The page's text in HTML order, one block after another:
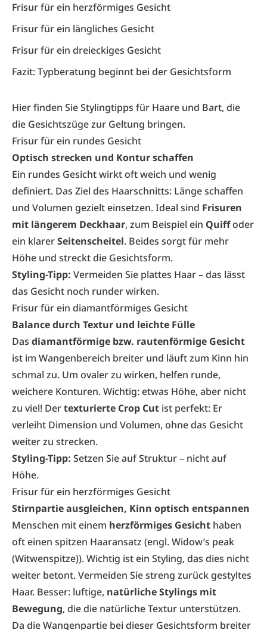
Frisur für ein herzförmiges Gesicht
Frisur für ein längliches Gesicht
Frisur für ein dreieckiges Gesicht
Fazit: Typberatung beginnt bei der Gesichtsform
Hier finden Sie Stylingtipps für Haare und Bart, die
die Gesichtszüge zur Geltung bringen.
Frisur für ein rundes Gesicht
Optisch strecken und Kontur schaffen
Ein rundes Gesicht wirkt oft weich und wenig
definiert. Das Ziel des Haarschnitts: Länge schaffen
und Volumen gezielt einsetzen. Ideal sind Frisuren
mit längerem Deckhaar, zum Beispiel ein Quiffoder
ein klarerSeitenscheitel. Beides sorgt für mehr
Höhe und streckt die Gesichtsform.
Styling-Tipp: Vermeiden Sie plattes Haar – das lässt
das Gesicht noch runder wirken.
Frisur für ein diamantförmiges Gesicht
Balance durch Textur und leichte Fülle
Das diamantförmige bzw. rautenförmige Gesicht
ist im Wangenbereich breiter und läuft zum Kinn hin
schmal zu. Um ovaler zu wirken, helfen runde,
weichere Konturen. Wichtig: etwas Höhe, aber nicht
zu viel! Dertexturierte Crop Cut ist perfekt: Er
verleiht Dimension und Volumen, ohne das Gesicht
weiter zu strecken.
Styling-Tipp: Setzen Sie auf Struktur – nicht auf
Höhe.
Frisur für ein herzförmiges Gesicht
Stirnpartie ausgleichen, Kinn optisch entspannen
Menschen mit einem herzförmiges Gesicht haben
oft einen spitzen Haaransatz (engl. Widow’s peak
(Witwenspitze)). Wichtig ist ein Styling, das dies nicht
weiter betont. Vermeiden Sie streng zurück gestyltes
Haar. Besser: luftige, natürliche Stylings mit
Bewegung, die die natürliche Textur unterstützen.
Da die Wangenpartie bei dieser Gesichtsform breiter